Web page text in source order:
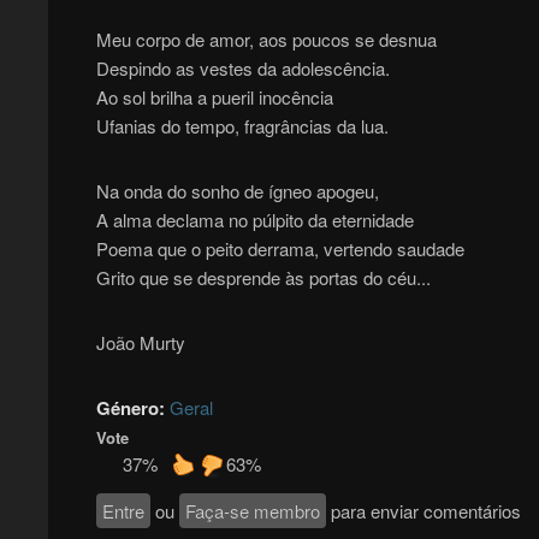
Meu corpo de amor, aos poucos se desnua
Despindo as vestes da adolescência.
Ao sol brilha a pueril inocência
Ufanias do tempo, fragrâncias da lua.
Na onda do sonho de ígneo apogeu,
A alma declama no púlpito da eternidade
Poema que o peito derrama, vertendo saudade
Grito que se desprende às portas do céu...
João Murty
Género: Geral
Vote
37%
63%
Entre ou Faça-se membro para enviar comentários